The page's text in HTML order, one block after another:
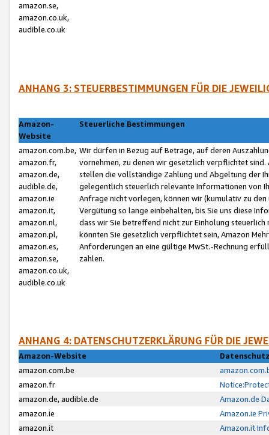
amazon.se,
amazon.co.uk,
audible.co.uk
ANHANG 3: STEUERBESTIMMUNGEN FÜR DIE
Amazon-
Website
Steuerliche Bestimmungen
amazon.com.be,
amazon.fr,
amazon.de,
audible.de,
amazon.ie
amazon.it,
amazon.nl,
amazon.pl,
amazon.es,
amazon.se,
amazon.co.uk,
audible.co.uk
Wir dürfen in Bezug auf Beträge, auf deren
vornehmen, zu denen wir gesetzlich verpflichtet
stellen die vollständige Zahlung und Abgeltung der
gelegentlich steuerlich relevante Informationen von
Anfrage nicht vorlegen, können wir (kumulativ zu
Vergütung so lange einbehalten, bis Sie uns diese
dass wir Sie betreffend nicht zur Einholung
könnten Sie gesetzlich verpflichtet sein, Amazon
Anforderungen an eine gültige MwSt.-Rechnung
zahlen.
ANHANG 4: DATENSCHUTZERKLÄRUNG FÜR DIE
Amazon-Website
amazon.com.be
amazon.fr
amazon.de, audible.de
Amazon.de
amazon.ie
Amazon.ie
amazon.it
Amazon.it